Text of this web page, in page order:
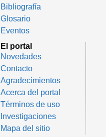
Bibliografía
Glosario
Eventos
El portal
Novedades
Contacto
Agradecimientos
Acerca del portal
Términos de uso
Investigaciones
Mapa del sitio